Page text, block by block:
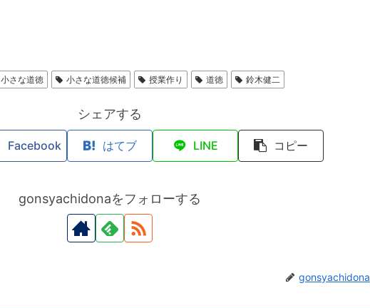
小さな道徳 小さな道徳候補 授業作り 道徳 鈴木健二
シェアする
Facebook はてブ LINE コピー
gonsyachidonaをフォローする
gonsyachidona